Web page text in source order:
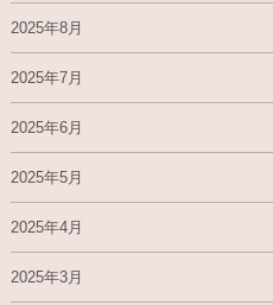
2025年8月
2025年7月
2025年6月
2025年5月
2025年4月
2025年3月